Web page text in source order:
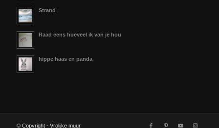
Strand
Raad eens hoeveel ik van je hou
hippe haas en panda
© Copyright - Vrolijke muur